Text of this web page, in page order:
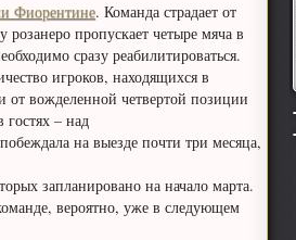
Фиорентине. Команда страдает от
пропускает четыре мяча в
сразу реабилитироваться.
игроков, находящихся в
от вожделенной четвертой позиции
– над
на выезде почти три месяца,
запланировано на начало марта.
вероятно, уже в следующем